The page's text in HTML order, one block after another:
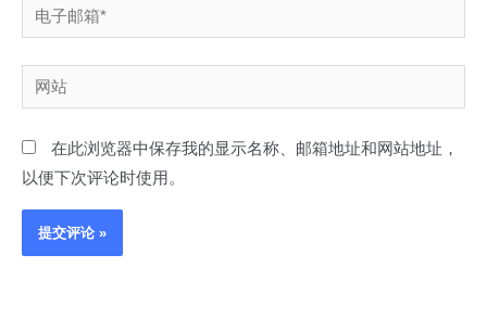
电
子
邮
箱
网
站
在此浏览器中保存我的显示名称、邮箱地址和网站地址，
以便下次评论时使用。